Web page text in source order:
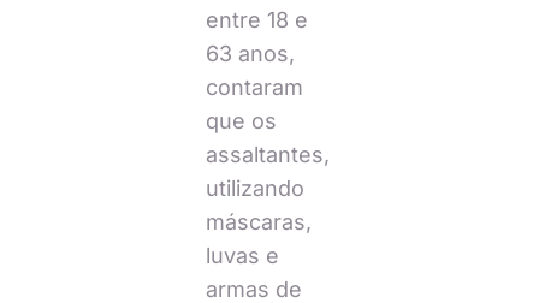
entre 18 e
63 anos,
contaram
que os
assaltantes,
utilizando
máscaras,
luvas e
armas de